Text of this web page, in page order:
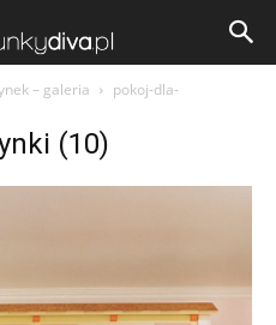
– galeria
pokoj-dla-
(10)